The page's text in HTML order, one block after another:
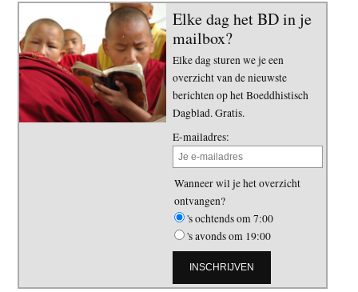
Elke dag het BD in je
mailbox?
Elke dag sturen we je een
overzicht van de nieuwste
berichten op het Boeddhistisch
Dagblad. Gratis.
E-mailadres:
Wanneer wil je het overzicht
ontvangen?
's ochtends om 7:00
's avonds om 19:00